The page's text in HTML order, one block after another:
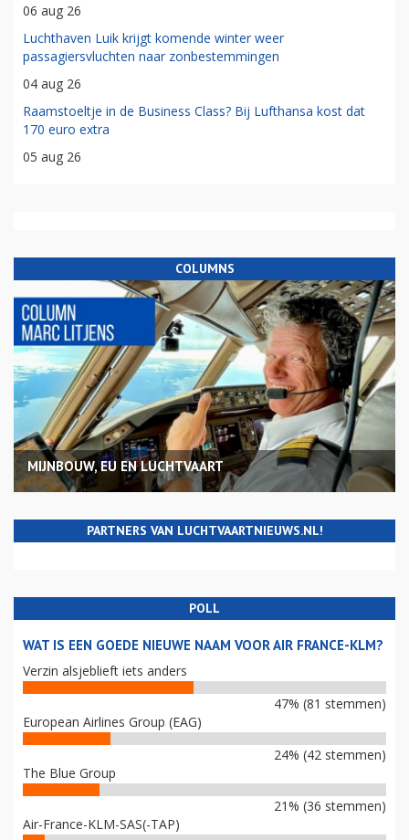
06 aug 26
Luchthaven Luik krijgt komende winter weer
passagiersvluchten naar zonbestemmingen
04 aug 26
Raamstoeltje in de Business Class? Bij Lufthansa kost dat
170 euro extra
05 aug 26
COLUMNS
MIJNBOUW, EU EN LUCHTVAART
PARTNERS VAN LUCHTVAARTNIEUWS.NL!
POLL
WAT IS EEN GOEDE NIEUWE NAAM VOOR AIR FRANCE-KLM?
Verzin alsjeblieft iets anders
47% (81 stemmen)
European Airlines Group (EAG)
24% (42 stemmen)
The Blue Group
21% (36 stemmen)
Air-France-KLM-SAS(-TAP)